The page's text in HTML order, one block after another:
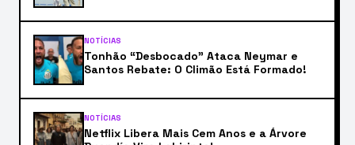
NOTÍCIAS
Tonhão “Desbocado” Ataca Neymar e
Santos Rebate: O Climão Está Formado!
NOTÍCIAS
Netflix Libera Mais Cem Anos e a Árvore